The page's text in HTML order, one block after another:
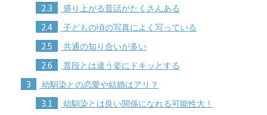
2.3 盛り上がる昔話がたくさんある
2.4 子どもの頃の写真によく写っている
2.5 共通の知り合いが多い
2.6 普段とは違う姿にドキッとする
3 幼馴染との恋愛や結婚はアリ？
3.1 幼馴染とは良い関係になれる可能性大！